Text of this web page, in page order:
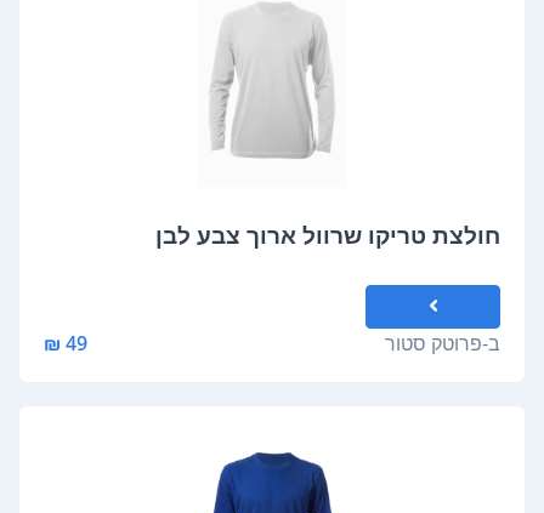
חולצת טריקו שרוול ארוך צבע לבן
ב-פרוטק סטור 49 ₪